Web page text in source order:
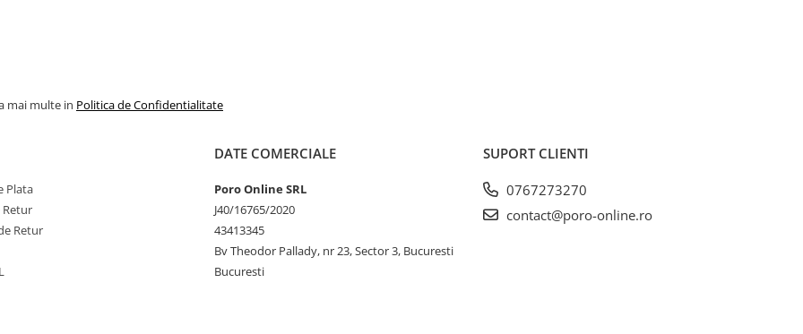
calitatea, originalitatea și
perfectă dintre fructe
mai multe in Politica de Confidentialitate
Plata
Retur
Retur
DATE COMERCIALE
Poro Online SRL
J40/16765/2020
43413345
Bv Theodor Pallady, nr 23, Sector 3, Bucuresti
Bucuresti
SUPORT CLIENTI
0767273270
contact@poro-online.ro